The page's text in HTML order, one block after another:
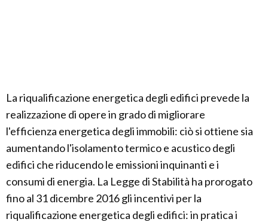
La riqualificazione energetica degli edifici prevede la
realizzazione di opere in grado di migliorare
l'efficienza energetica degli immobili: ciò si ottiene sia
aumentando l'isolamento termico e acustico degli
edifici che riducendo le emissioni inquinanti e i
consumi di energia. La Legge di Stabilità ha prorogato
fino al 31 dicembre 2016 gli incentivi per la
riqualificazione energetica degli edifici: in pratica i